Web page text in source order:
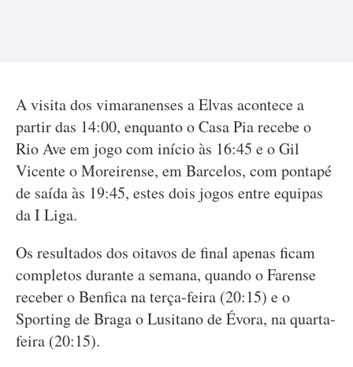
A visita dos vimaranenses a Elvas acontece a
partir das 14:00, enquanto o Casa Pia recebe o
Rio Ave em jogo com início às 16:45 e o Gil
Vicente o Moreirense, em Barcelos, com pontapé
de saída às 19:45, estes dois jogos entre equipas
da I Liga.
Os resultados dos oitavos de final apenas ficam
completos durante a semana, quando o Farense
receber o Benfica na terça-feira (20:15) e o
Sporting de Braga o Lusitano de Évora, na quarta-
feira (20:15).